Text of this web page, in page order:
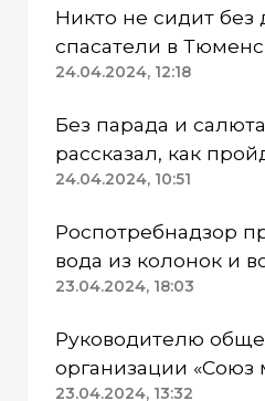
Никто не сидит без
спасатели в
работают в две
24.04.2024, 12:18
Без парада и
рассказал, как
24.04.2024, 10:51
Роспотребнадзор
вода из колонок и
Казанском районе
23.04.2024, 18:03
Руководителю
организации «Союз
пехотинцев» Югры
23.04.2024, 13:32